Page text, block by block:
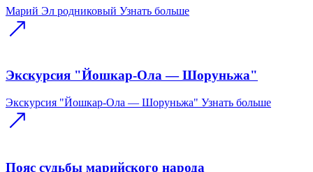
Марий Эл родниковый Узнать больше
Экскурсия "Йошкар-Ола — Шоруньжа"
Экскурсия "Йошкар-Ола — Шоруньжа" Узнать больше
Пояс судьбы марийского народа